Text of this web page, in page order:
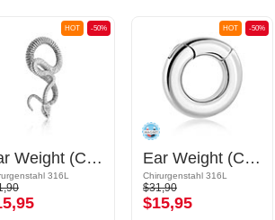
-50%
HOT
Ear Weight (Chirurgenstahl, silber, glänzend) mit Schlangen-Design
316L
-50%
HOT
Ear Weight (Chirurgenstahl, silber, glänzend)
Chirurgenstahl 316L
$31,90
$15,95